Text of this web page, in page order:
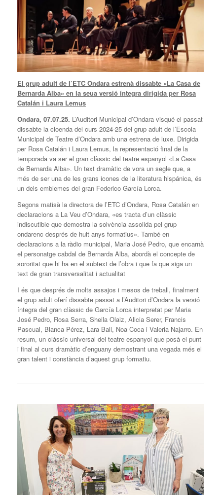
El grup adult de l’ETC Ondara estrenà dissabte «La Casa de
Bernarda Alba» en la seua versió íntegra dirigida per Rosa
Catalán i Laura Lemus
Ondara, 07.07.25. L’Auditori Municipal d’Ondara visqué el passat
dissabte la cloenda del curs 2024-25 del grup adult de l’Escola
Municipal de Teatre d’Ondara amb una estrena de luxe. Dirigida
per Rosa Catalán i Laura Lemus, la representació final de la
temporada va ser el gran clàssic del teatre espanyol «La Casa
de Bernarda Alba». Un text dramàtic de vora un segle que, a
més de ser una de les grans icones de la literatura hispánica, és
un dels emblemes del gran Federico García Lorca.
Segons matisà la directora de l’ETC d’Ondara, Rosa Catalán en
declaracions a La Veu d’Ondara, «es tracta d’un clàssic
indiscutible que demostra la solvència assolida pel grup
ondarenc després de huit anys formatius». També en
declaracions a la ràdio municipal, Maria José Pedro, que encarnà
el personatge cabdal de Bernarda Alba, abordà el concepte de
sororitat que hi ha en el subtext de l’obra i que fa que siga un
text de gran transversalitat i actualitat
I és que després de molts assajos i mesos de treball, finalment
el grup adult oferí dissabte passat a l’Auditori d’Ondara la versió
íntegra del gran clàssic de García Lorca interpretat per Maria
José Pedro, Rosa Serra, Sheila Olaiz, Alicia Serer, Francis
Pascual, Blanca Pérez, Lara Ball, Noa Coca i Valeria Najarro. En
resum, un clàssic universal del teatre espanyol que posà el punt
i final al curs dramàtic d’enguany demostrant una vegada més el
gran talent i constància d’aquest grup formatiu.